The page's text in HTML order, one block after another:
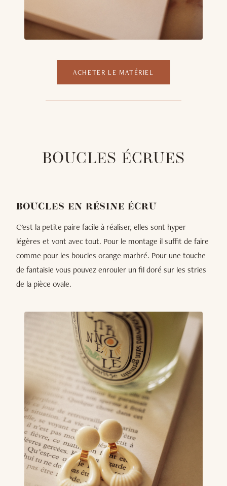
ACHETER LE MATÉRIEL
BOUCLES ÉCRUES
BOUCLES EN RÉSINE ÉCRU
C'est la petite paire facile à réaliser, elles sont hyper
légères et vont avec tout. Pour le montage il suffit de faire
comme pour les boucles orange marbré. Pour une touche
de fantaisie vous pouvez enrouler un fil doré sur les stries
de la pièce ovale.